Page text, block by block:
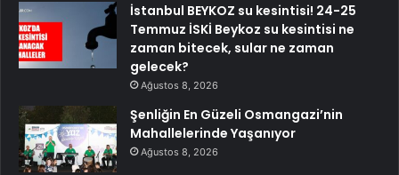
İstanbul BEYKOZ su kesintisi! 24-25
Temmuz İSKİ Beykoz su kesintisi ne
zaman bitecek, sular ne zaman
gelecek?
Ağustos 8, 2026
Şenliğin En Güzeli Osmangazi’nin
Mahallelerinde Yaşanıyor
Ağustos 8, 2026